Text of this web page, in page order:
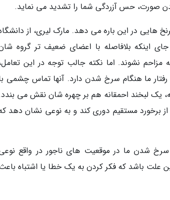
صورت، حس آزردگی شما را تشدید می نماید.
هایی در این باره می دهد. مارک لیری، از
جای اینکه بلافاصله با اعضای ضعیف تر گروه
مزاحم نشوند. اما نکته جالب توجه در این
ما هنگام سرخ شدن دارد. آنها تماس چشمی
یک لبخند احمقانه هم بر چهره شان نقش می
برخورد مستقیم دوری کند و به نوعی نشان دهد
سرخ شدن ما در موقعیت های ناجور در واقع
باشد که فکر کردن به یک خطا یا اشتباه